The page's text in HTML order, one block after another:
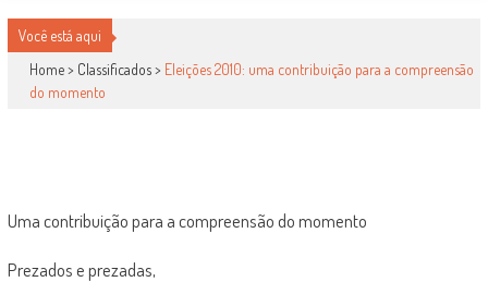
Você está aqui
Home > Classificados> Eleições 2010: uma contribuição para a compreensão
do momento
ELEIÇÕES 2010: UMA CONTRIBUIÇÃO PARA A
COMPREENSÃO DO MOMENTO
Classificados
Uma contribuição para a compreensão do momento
Prezados e prezadas,